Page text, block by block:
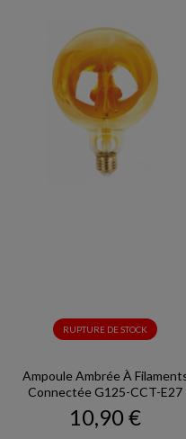
RUPTURE DE STOCK
Ampoule Ambrée À
Connectée G125-CCT-E27
Prix
10,90 €